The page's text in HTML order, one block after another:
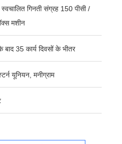
गिनती संग्रह 150 पीसी /
मशीन
बाद 35 कार्य दिवसों के भीतर
यूनियन, मनीग्राम